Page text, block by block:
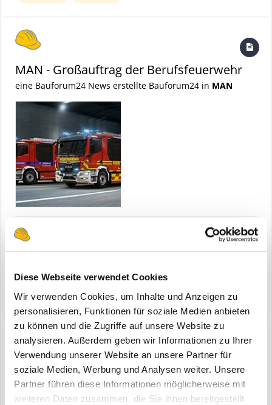
Diese Webseite verwendet Cookies
Wir verwenden Cookies, um Inhalte und Anzeigen zu
personalisieren, Funktionen für soziale Medien anbieten
zu können und die Zugriffe auf unsere Website zu
analysieren. Außerdem geben wir Informationen zu Ihrer
Verwendung unserer Website an unsere Partner für
soziale Medien, Werbung und Analysen weiter. Unsere
Partner führen diese Informationen möglicherweise mit
weiteren Daten zusammen, die Sie ihnen bereitgestellt
MAN - Großauftrag der Berufsfeuerwehr
eine Bauforum24 News erstellte Bauforum24 in MAN
München - MAN Truck & Bus und ZIEGLER freuen sich über einen
Ende 2025 ausgeliefert. Die weiteren 81 Fahrzeuge werden bis Ende
2028 geliefert. Bauforum24 Artikel (15.05.2024): MA...
feuerwehraufbauhersteller man powermatic wandlergetriebe
(und 11 weitere)
MAN - Großauftrag der Berufsfeuerwehr
ein Thema erstellte Bauforum24 inNews aus der
Baumaschinen Industrie